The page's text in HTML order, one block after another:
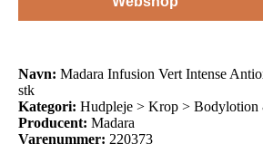
Navn: Madara Infusion Vert Intense
stk
Kategori: Hudpleje > Krop > Bodylotion
Producent: Madara
Varenummer: 220373